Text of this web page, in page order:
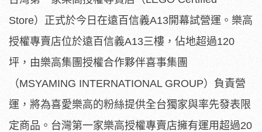
Store）正式於今日在遠百信義A13開幕試營運。樂高
授權專賣店位於遠百信義A13三樓，佔地超過120
坪，由樂高集團授權合作夥伴喜事集團
（MSYAMING INTERNATIONAL GROUP）負責營
運，將為喜愛樂高的粉絲提供全台獨家與率先發表限
定商品。台灣第一家樂高授權專賣店擁有運用超過20